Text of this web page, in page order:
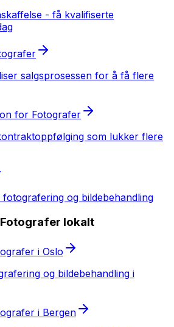
- få kvalifiserte
salgsprosessen for å få flere
for Fotografer
som lukker flere
fotografering og bildebehandling
Fotografer lokalt
i Oslo
og bildebehandling i
i Bergen